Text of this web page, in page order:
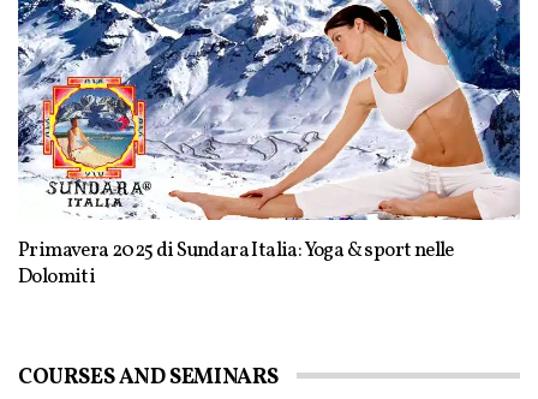
Primavera 2025 di Sundara Italia: Yoga & sport nelle
Dolomiti
COURSES AND SEMINARS